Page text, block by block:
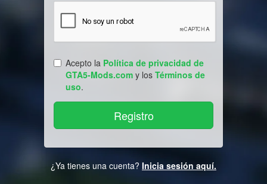
Acepto la Política de privacidad de
GTA5-Mods.com y los Términos de
uso.
¿Ya tienes una cuenta? Inicia sesión aquí.